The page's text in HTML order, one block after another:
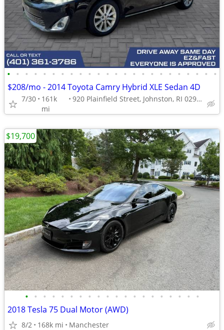
• • • • • • • • • • • • • • • • • • • • • • • •
$208/mo - 2014 Toyota Camry Hybrid XLE Sedan 4D
7/30
161k
mi
920 Plainfield Street, Johnston, RI 02919
• • • • • • • • • • • • • • • • • • • •
2018 Tesla 75 Dual Motor (AWD)
8/2 168k mi Manchester
$19,700